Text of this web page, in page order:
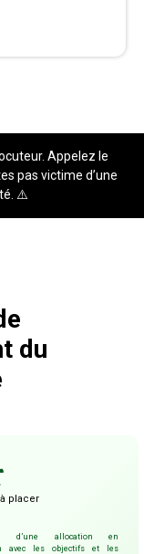
Appelez le
pas victime d’une
⚠️
du
placer
d’une allocation en
avec les objectifs et les